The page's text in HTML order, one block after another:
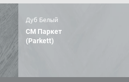
Дуб Белый
CM Паркет
(Parkett)